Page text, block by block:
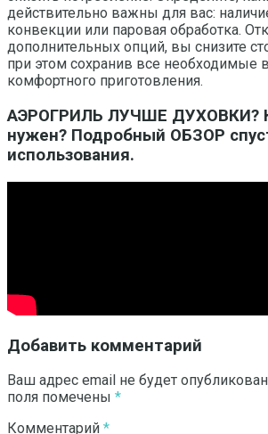
действительно важны для вас:
конвекции или паровая обработка.
дополнительных опций, вы снизите
при этом сохранив все необходимые
комфортного приготовления.
АЭРОГРИЛЬ ЛУЧШЕ ДУХОВКИ?
нужен? Подробный ОБЗОР
использования.
Добавить комментарий
Ваш адрес email не будет
поля помечены *
Комментарий *